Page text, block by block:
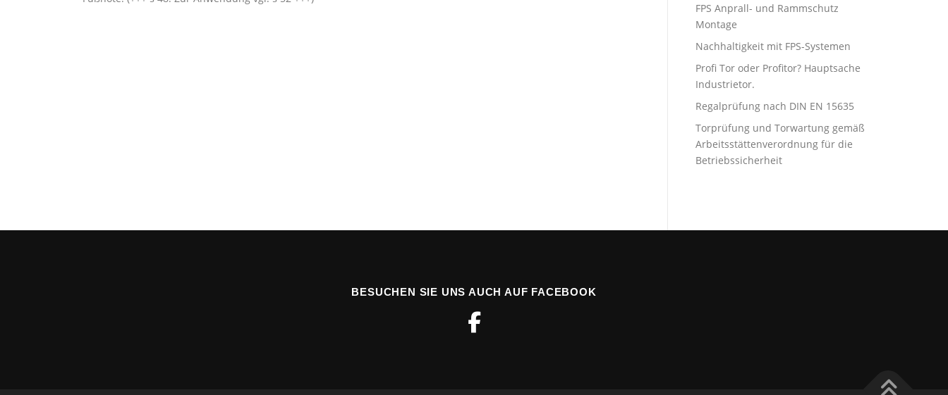
FPS Anprall- und Rammschutz
Montage
Nachhaltigkeit mit FPS-Systemen
Profi Tor oder Profitor? Hauptsache
Industrietor.
Regalprüfung nach DIN EN 15635
Torprüfung und Torwartung gemäß
Arbeitsstättenverordnung für die
Betriebssicherheit
BESUCHEN SIE UNS AUCH AUF FACEBOOK